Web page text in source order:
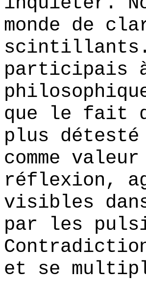
monde de
scintillants.
participais
que le fait
plus
comme
réflexion,
visibles
par les
et se